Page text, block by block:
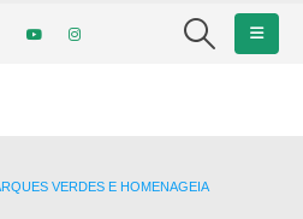
VERDES E HOMENAGEIA